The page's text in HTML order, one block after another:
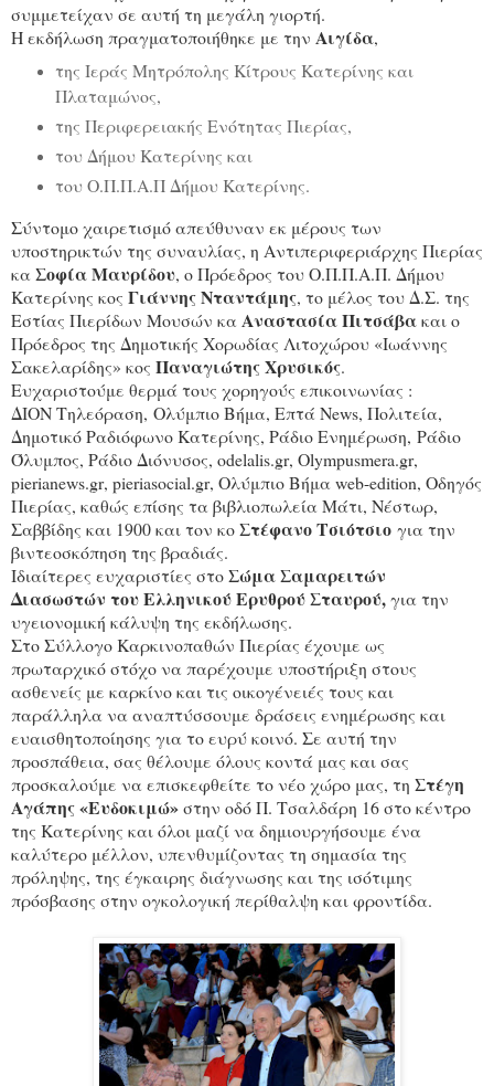
συμμετείχαν σε αυτή τη μεγάλη γιορτή.
Η εκδήλωση πραγματοποιήθηκε με την Αιγίδα,
της Ιεράς Μητρόπολης Κίτρους Κατερίνης και
Πλαταμώνος,
της Περιφερειακής Ενότητας Πιερίας,
του Δήμου Κατερίνης και
του Ο.Π.Π.Α.Π Δήμου Κατερίνης.
Σύντομο χαιρετισμό απεύθυναν εκ μέρους των
υποστηρικτών της συναυλίας, η Αντιπεριφεριάρχης Πιερίας
καΣοφία Μαυρίδου, ο Πρόεδρος του Ο.Π.Π.Α.Π. Δήμου
Κατερίνης κος Γιάννης Νταντάμης, το μέλος του Δ.Σ. της
Εστίας Πιερίδων Μουσών καΑναστασία Πιτσάβακαι ο
Πρόεδρος της Δημοτικής Χορωδίας Λιτοχώρου «Ιωάννης
Σακελαρίδης» κος Παναγιώτης Χρυσικός.
Ευχαριστούμε θερμά τους χορηγούς επικοινωνίας :
ΔΙΟΝ Τηλεόραση, Ολύμπιο Βήμα, ΕπτάNews, Πολιτεία,
Δημοτικό Ραδιόφωνο Κατερίνης, Ράδιο Ενημέρωση, Ράδιο
Όλυμπος, Ράδιο Διόνυσος, odelalis.gr, Olympusmera.gr,
pierianews.gr, pieriasocial.gr, Ολύμπιο Βήμα web-edition, Οδηγός
Πιερίας, καθώς επίσης τα βιβλιοπωλεία Μάτι, Νέστωρ,
Σαββίδης και 1900 και τον κοΣτέφανο Τσιότσιο για την
βιντεοσκόπηση της βραδιάς.
Ιδιαίτερες ευχαριστίες στοΣώμα Σαμαρειτών
Διασωστών του Ελληνικού Ερυθρού Σταυρού,για την
υγειονομική κάλυψη της εκδήλωσης.
Στο Σύλλογο Καρκινοπαθών Πιερίας έχουμε ως
πρωταρχικό στόχο να παρέχουμε υποστήριξη στους
ασθενείς με καρκίνο και τις οικογένειές τους και
παράλληλα να αναπτύσσουμε δράσεις ενημέρωσης και
ευαισθητοποίησης για το ευρύ κοινό. Σε αυτή την
προσπάθεια, σας θέλουμε όλους κοντά μας και σας
προσκαλούμε να επισκεφθείτε το νέο χώρο μας, τη Στέγη
Αγάπης «Ευδοκιμώ»στην οδό Π. Τσαλδάρη 16 στο κέντρο
της Κατερίνης και όλοι μαζί να δημιουργήσουμε ένα
καλύτερο μέλλον, υπενθυμίζοντας τη σημασία της
πρόληψης, της έγκαιρης διάγνωσης και της ισότιμης
πρόσβασης στην ογκολογική περίθαλψη και φροντίδα.